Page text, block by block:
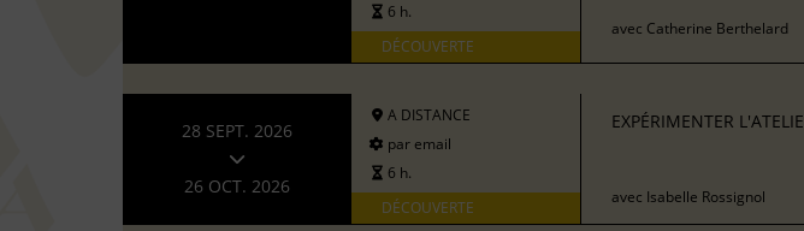
6 h.
DÉCOUVERTE
avec Catherine Berthelard
28 SEPT. 2026
26 OCT. 2026
A DISTANCE
par email
6 h.
DÉCOUVERTE
EXPÉRIMENTER
avec Isabelle Rossignol